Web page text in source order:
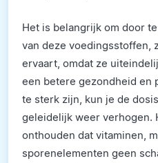
Het is belangrijk om door
van deze voedingsstoffen,
ervaart, omdat ze
een betere gezondheid en
te sterk zijn, kun je de
geleidelijk weer verhogen.
onthouden dat vitaminen,
sporenelementen geen